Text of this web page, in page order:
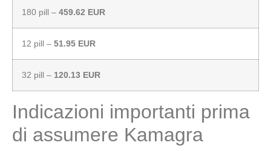
180 pill – 459.62 EUR
12 pill – 51.95 EUR
32 pill – 120.13 EUR
Indicazioni importanti prima
di assumere Kamagra